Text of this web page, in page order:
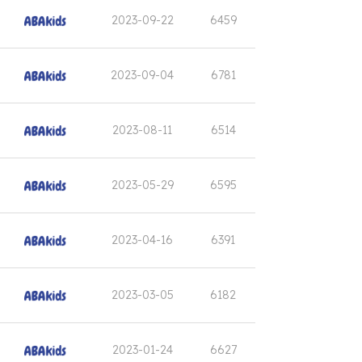
2023-09-22 6459
2023-09-04 6781
2023-08-11 6514
2023-05-29 6595
2023-04-16 6391
2023-03-05 6182
2023-01-24 6627